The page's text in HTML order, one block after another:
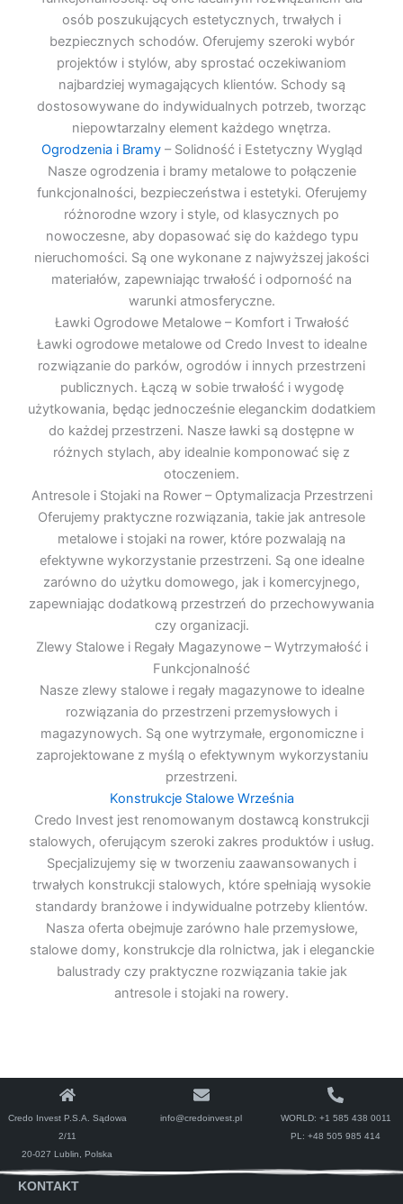
osób poszukujących estetycznych, trwałych i
bezpiecznych schodów. Oferujemy szeroki wybór
projektów i stylów, aby sprostać oczekiwaniom
najbardziej wymagających klientów. Schody są
dostosowywane do indywidualnych potrzeb, tworząc
niepowtarzalny element każdego wnętrza.
Ogrodzenia i Bramy– Solidność i Estetyczny Wygląd
Nasze ogrodzenia i bramy metalowe to połączenie
funkcjonalności, bezpieczeństwa i estetyki. Oferujemy
różnorodne wzory i style, od klasycznych po
nowoczesne, aby dopasować się do każdego typu
nieruchomości. Są one wykonane z najwyższej jakości
materiałów, zapewniając trwałość i odporność na
warunki atmosferyczne.
Ławki Ogrodowe Metalowe – Komfort i Trwałość
Ławki ogrodowe metalowe od Credo Invest to idealne
rozwiązanie do parków, ogrodów i innych przestrzeni
publicznych. Łączą w sobie trwałość i wygodę
użytkowania, będąc jednocześnie eleganckim dodatkiem
do każdej przestrzeni. Nasze ławki są dostępne w
różnych stylach, aby idealnie komponować się z
otoczeniem.
Antresole i Stojaki na Rower – Optymalizacja Przestrzeni
Oferujemy praktyczne rozwiązania, takie jak antresole
metalowe i stojaki na rower, które pozwalają na
efektywne wykorzystanie przestrzeni. Są one idealne
zarówno do użytku domowego, jak i komercyjnego,
zapewniając dodatkową przestrzeń do przechowywania
czy organizacji.
Zlewy Stalowe i Regały Magazynowe – Wytrzymałość i
Funkcjonalność
Nasze zlewy stalowe i regały magazynowe to idealne
rozwiązania do przestrzeni przemysłowych i
magazynowych. Są one wytrzymałe, ergonomiczne i
zaprojektowane z myślą o efektywnym wykorzystaniu
przestrzeni.
Konstrukcje Stalowe Września
Credo Invest jest renomowanym dostawcą konstrukcji
stalowych, oferującym szeroki zakres produktów i usług.
Specjalizujemy się w tworzeniu zaawansowanych i
trwałych konstrukcji stalowych, które spełniają wysokie
standardy branżowe i indywidualne potrzeby klientów.
Nasza oferta obejmuje zarówno hale przemysłowe,
stalowe domy, konstrukcje dla rolnictwa, jak i eleganckie
balustrady czy praktyczne rozwiązania takie jak
antresole i stojaki na rowery.
Credo Invest P.S.A. Sądowa
2/11
20-027 Lublin, Polska
info@credoinvest.pl WORLD: +1 585 438 0011
PL:+48 505 985 414
KONTAKT